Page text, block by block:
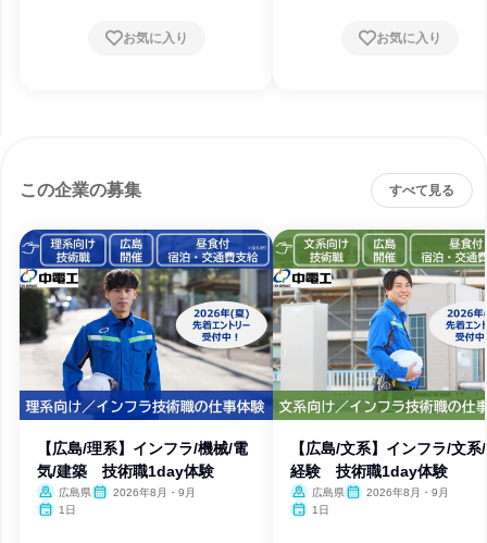
お気に入り お気に入り
この企業の募集 すべて見る
【広島/理系】インフラ/機械/電
気/建築 技術職1day体験
広島県
2026年8月・9月
1日
【広島/文系】インフラ/文系
経験 技術職1day体験
広島県
2026年8月・9月
1日